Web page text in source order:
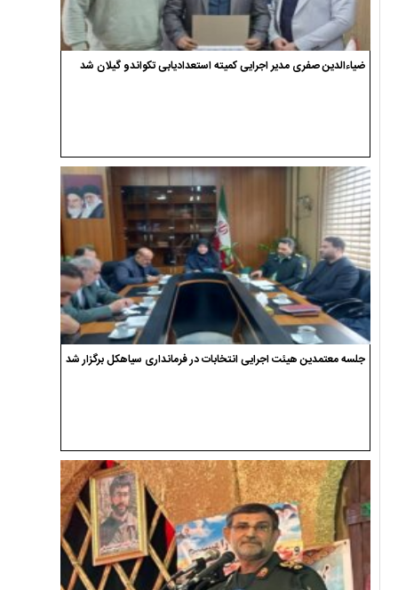
ضیاءالدین صفری مدیر اجرایی کمیته استعدادیابی تکواندو گیلان شد
جلسه معتمدین هیئت اجرایی انتخابات در فرمانداری سیاهکل برگزار شد